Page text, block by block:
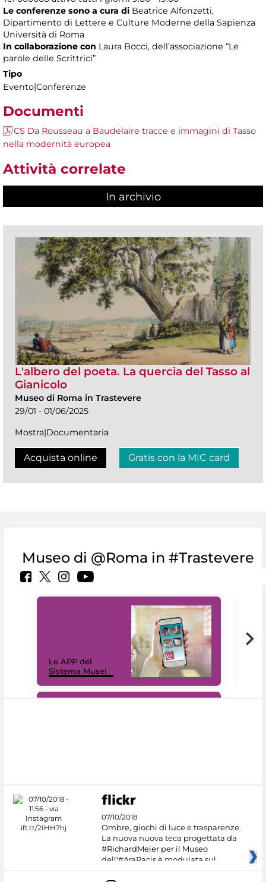
Le conferenze sono a cura di Beatrice Alfonzetti,
Dipartimento di Lettere e Culture Moderne della Sapienza
Università di Roma
In collaborazione con Laura Bocci, dell’associazione “Le
parole delle Scrittrici”
Tipo
Evento|Conferenze
Documenti
CS Da Rousseau a Baudelaire tracce e immagini di Tasso
nella modernità europea
Attività correlate
In archivio
L'albero del poeta. La quercia del Tasso al
Gianicolo
Museo di Roma in Trastevere
29/01 - 01/06/2025
Mostra|Documentaria
Acquista online Gratis con la MIC card
Museo di @Roma in #Trastevere
Le APP del
Sistema Musei
07/10/2018
Ombre, giochi di luce e trasparenze.
La nuova nuova teca progettata da
#RichardMeier per il Museo
dell'#AraPacis è modulata sul